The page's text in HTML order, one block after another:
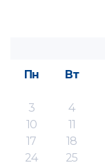
Пн
Вт
3
4
10
11
17
18
24
25